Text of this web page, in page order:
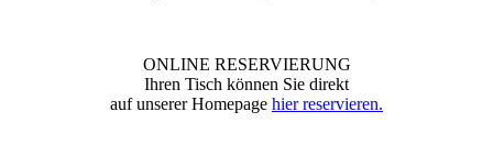
ONLINE RESERVIERUNG
Ihren Tisch können Sie direkt
auf unserer Homepage hier reservieren.